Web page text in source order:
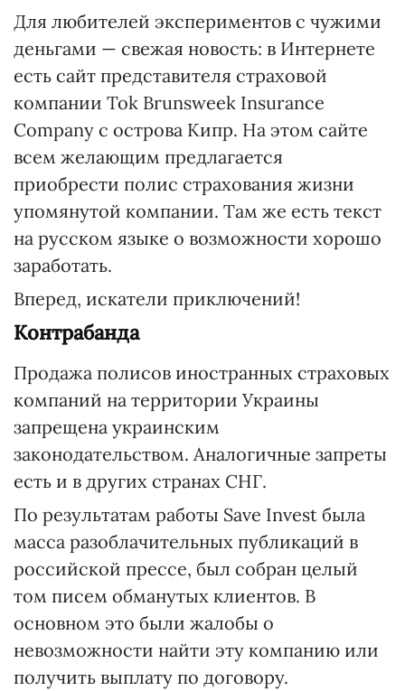
Для любителей экспериментов с чужими
деньгами — свежая новость: в Интернете
есть сайт представителя страховой
компании Tok Brunsweek Insurance
Company с острова Кипр. На этом сайте
всем желающим предлагается
приобрести полис страхования жизни
упомянутой компании. Там же есть текст
на русском языке о возможности хорошо
заработать.
Вперед, искатели приключений!
Контрабанда
Продажа полисов иностранных страховых
компаний на территории Украины
запрещена украинским
законодательством. Аналогичные запреты
есть и в других странах СНГ.
По результатам работы Save Invest была
масса разоблачительных публикаций в
российской прессе, был собран целый
том писем обманутых клиентов. В
основном это были жалобы о
невозможности найти эту компанию или
получить выплату по договору.